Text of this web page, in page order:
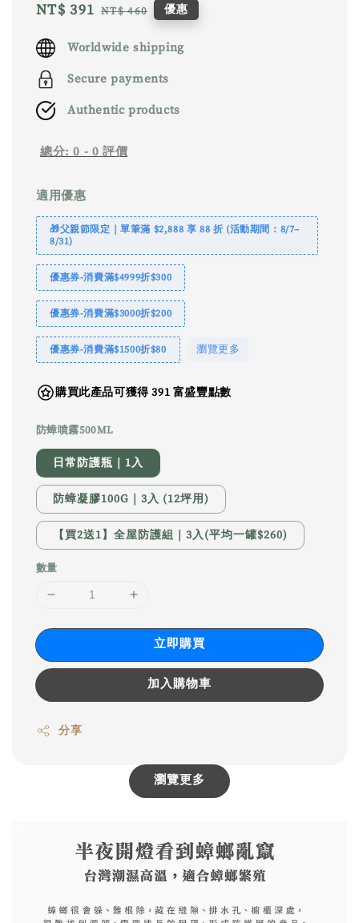
Sale
NT$ 391 Regular
NT$ 460 優惠
Worldwide shipping
Secure payments
Authentic products
總分:0 - 0 評價
適用優惠
🎁父親節限定｜單筆滿 $2,888 享 88 折 (活動期間：8/7–
8/31)
優惠券-消費滿$4999折$300
優惠券-消費滿$3000折$200
優惠券-消費滿$1500折$80 瀏覽更多
購買此產品可獲得 391 富盛豐點數
防蟑噴霧500ML
日常防護瓶｜1入
防蟑凝膠100G｜3入 (12坪用)
【買2送1】全屋防護組｜3入(平均一罐$260)
數量
立即購買
加入購物車
分享
瀏覽更多